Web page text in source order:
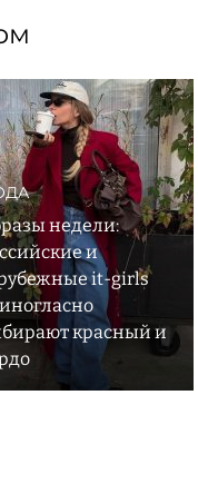
недели:
и
it-girls
красный и